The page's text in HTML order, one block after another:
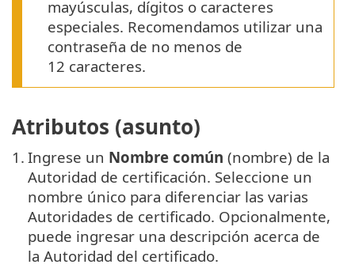
mayúsculas, dígitos o caracteres
especiales. Recomendamos utilizar una
contraseña de no menos de
12 caracteres.
Atributos (asunto)
1. Ingrese un Nombre común (nombre) de la
Autoridad de certificación. Seleccione un
nombre único para diferenciar las varias
Autoridades de certificado. Opcionalmente,
puede ingresar una descripción acerca de
la Autoridad del certificado.